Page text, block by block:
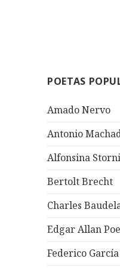
POETAS
Amado Nervo
Antonio
Alfonsina Storni
Bertolt Brecht
Charles
Edgar Allan Poe
Federico